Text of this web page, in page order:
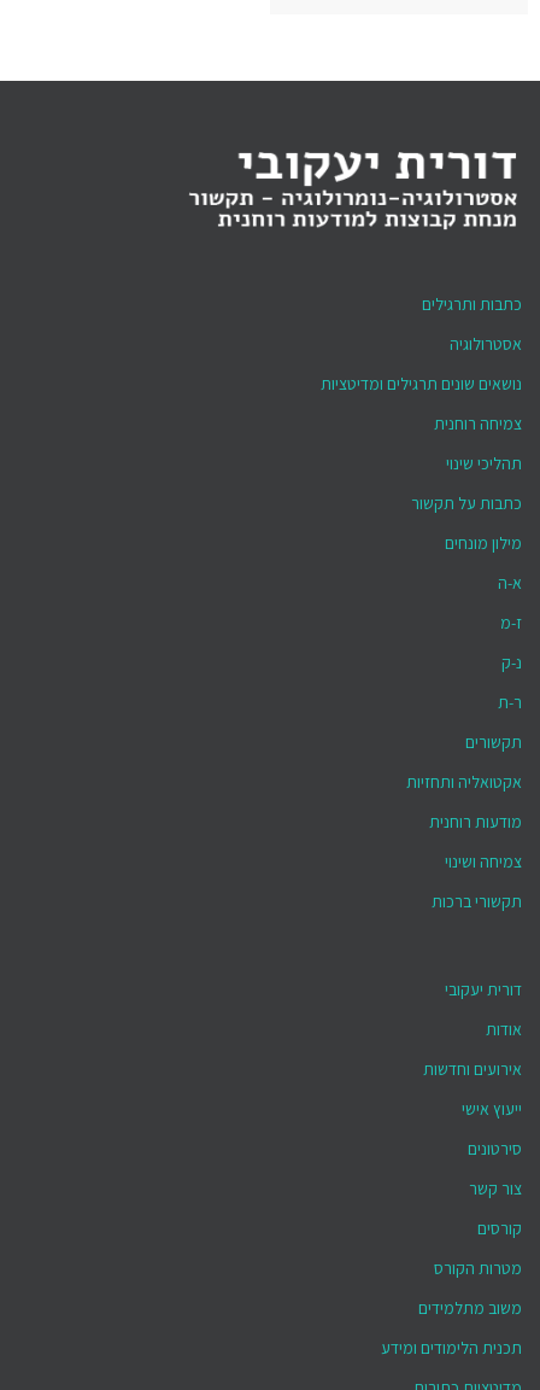
כתבות ותרגילים
אסטרולוגיה
נושאים שונים תרגילים ומדיטציות
צמיחה רוחנית
תהליכי שינוי
כתבות על תקשור
מילון מונחים
א-ה
ז-מ
נ-ק
ר-ת
תקשורים
אקטואליה ותחזיות
מודעות רוחנית
צמיחה ושינוי
תקשורי ברכות
דורית יעקובי
אודות
אירועים וחדשות
ייעוץ אישי
סירטונים
צור קשר
קורסים
מטרות הקורס
משוב מתלמידים
תכנית הלימודים ומידע